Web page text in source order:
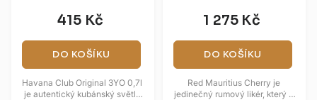
415 Kč
DO KOŠÍKU
Havana Club Original 3YO 0,7l
je autentický kubánský světlý
1 275 Kč
DO KOŠÍKU
Red Mauritius Cherry je
jedinečný rumový likér, který v